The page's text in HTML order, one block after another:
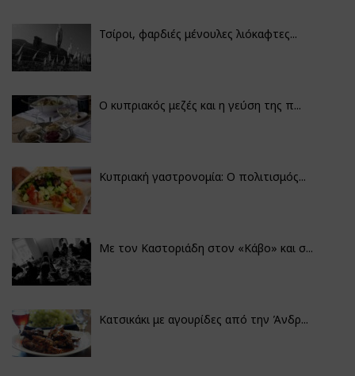
Τσίροι, φαρδιές μένουλες λιόκαφτες...
Ο κυπριακός μεζές και η γεύση της π...
Κυπριακή γαστρονομία: Ο πολιτισμός...
Με τον Καστοριάδη στον «Κάβο» και σ...
Κατσικάκι με αγουρίδες από την Άνδρ...